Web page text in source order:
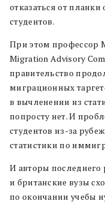
отказаться от
студентов.
При этом профессор
Migration Advisory
правительство
миграционных
в вычленении из
попросту нет. И
студентов из-за
статистики по
И авторы последнего
и британские вузы
по окончании учебы